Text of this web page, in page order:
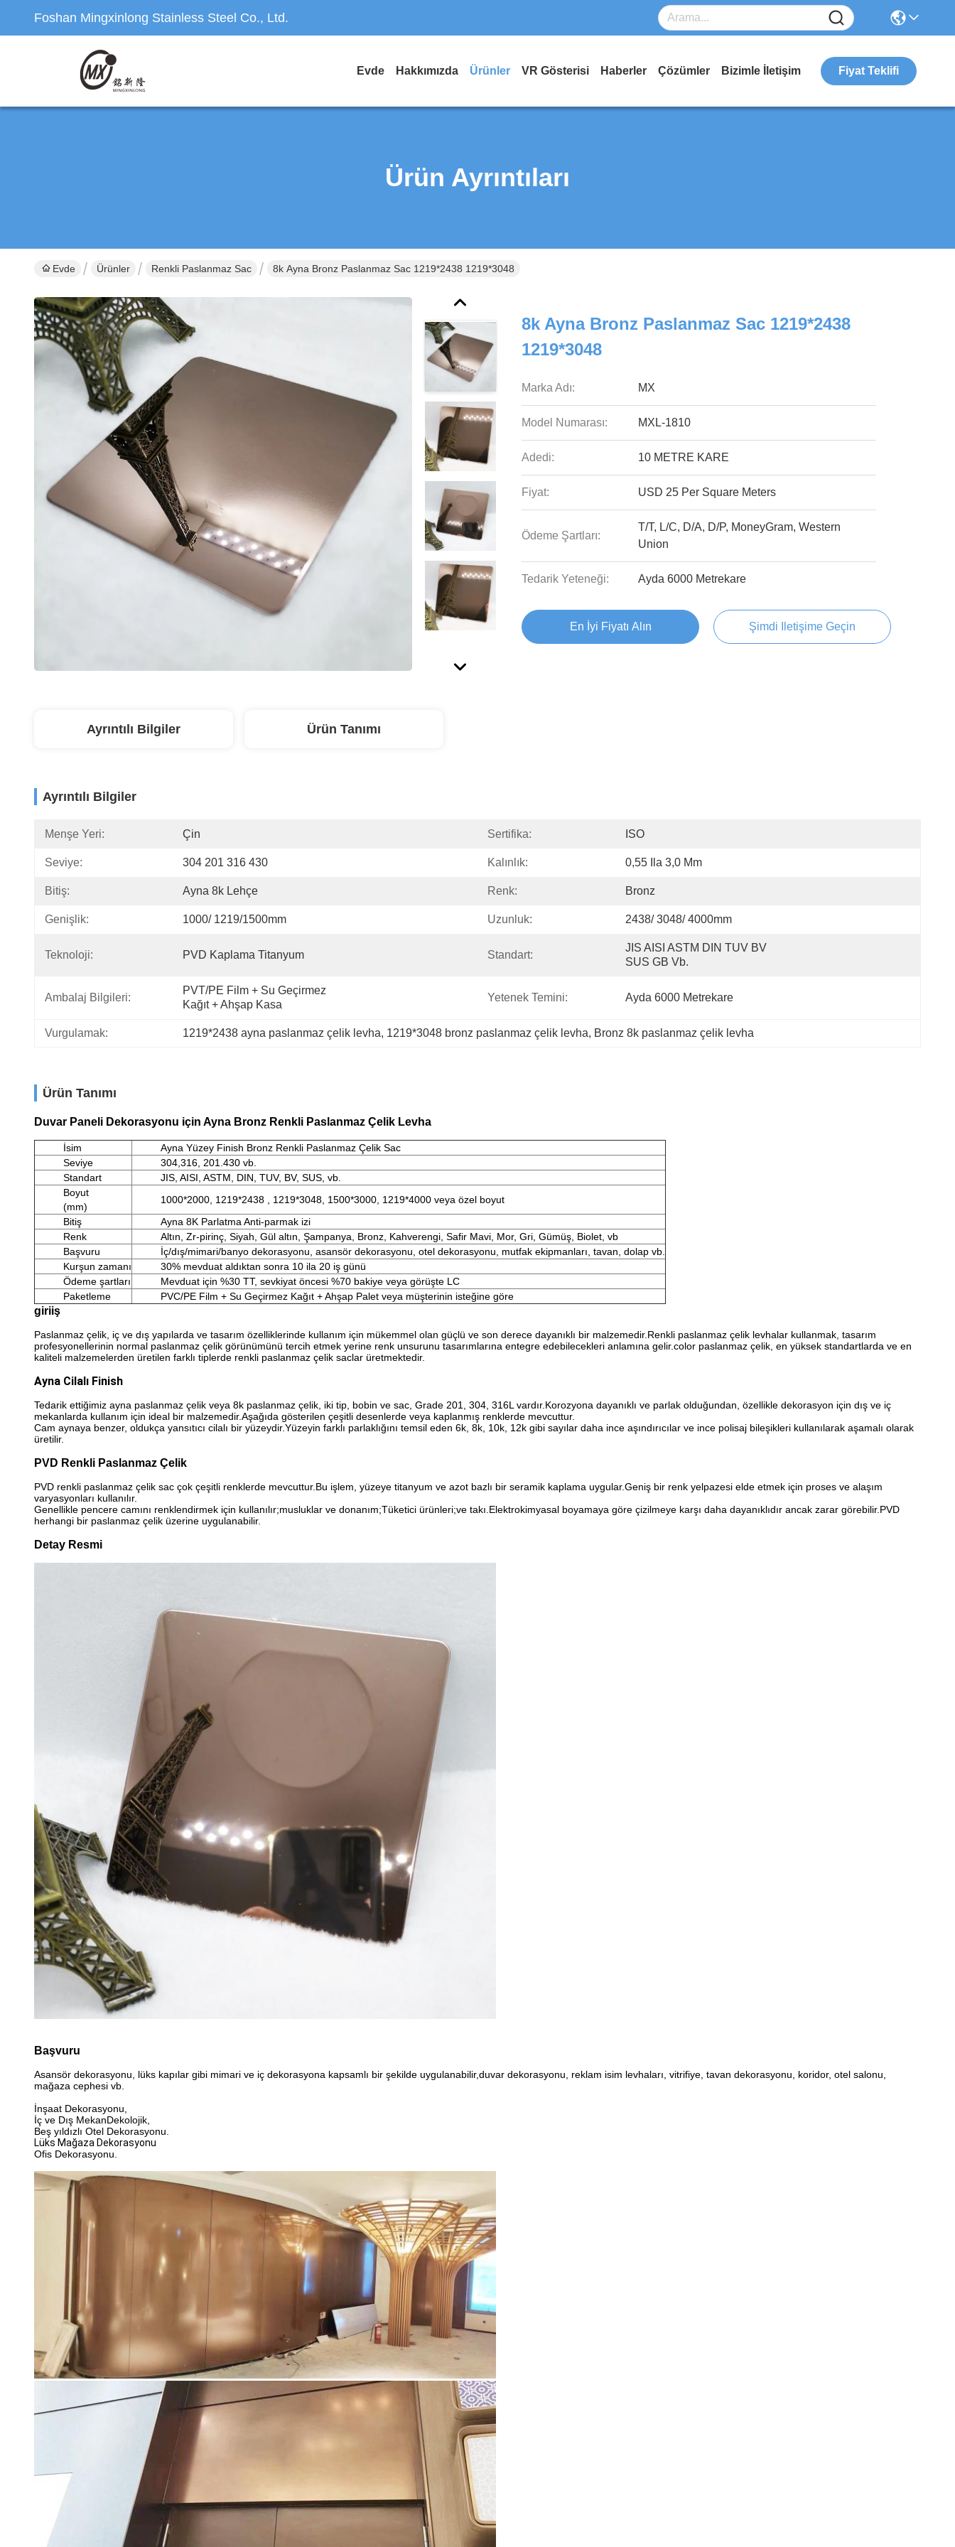
Foshan Mingxinlong Stainless Steel Co., Ltd.
Evde Hakkımızda Ürünler VR Gösterisi Haberler Çözümler Bizimle İletişim Fiyat Teklifi
Ürün Ayrıntıları
Evde Ürünler Renkli Paslanmaz Sac 8k Ayna Bronz Paslanmaz Sac 1219*2438 1219*3048
8k Ayna Bronz Paslanmaz Sac 1219*2438
1219*3048
Marka Adı: MX
Model Numarası: MXL-1810
Adedi: 10 METRE KARE
Fiyat: USD 25 Per Square Meters
Ödeme Şartları:
T/T, L/C, D/A, D/P, MoneyGram, Western
Union
Tedarik Yeteneği: Ayda 6000 Metrekare
En İyi Fiyatı Alın Şimdi Iletişime Geçin
Ayrıntılı Bilgiler Ürün Tanımı
Ayrıntılı Bilgiler
Menşe Yeri: Çin Sertifika: ISO
Seviye: 304 201 316 430 Kalınlık: 0,55 Ila 3,0 Mm
Bitiş: Ayna 8k Lehçe Renk: Bronz
Genişlik: 1000/ 1219/1500mm Uzunluk: 2438/ 3048/ 4000mm
Teknoloji: PVD Kaplama Titanyum Standart:
JIS AISI ASTM DIN TUV BV
SUS GB Vb.
Ambalaj Bilgileri:
PVT/PE Film + Su Geçirmez
Kağıt + Ahşap Kasa
Yetenek Temini: Ayda 6000 Metrekare
Vurgulamak: 1219*2438 ayna paslanmaz çelik levha, 1219*3048 bronz paslanmaz çelik levha, Bronz 8k paslanmaz çelik levha
Ürün Tanımı
Duvar Paneli Dekorasyonu için Ayna Bronz Renkli Paslanmaz Çelik Levha
İsim
Ayna Yüzey Finish Bronz Renkli Paslanmaz Çelik Sac
Seviye
304,316, 201.430 vb.
Standart
JIS, AISI, ASTM, DIN, TUV, BV, SUS, vb.
Boyut
(mm)
1000*2000, 1219*2438 , 1219*3048, 1500*3000, 1219*4000 veya özel boyut
Bitiş
Ayna 8K Parlatma Anti-parmak izi
Renk
Altın, Zr-pirinç, Siyah, Gül altın, Şampanya, Bronz, Kahverengi, Safir Mavi, Mor, Gri, Gümüş, Biolet, vb
Başvuru
İç/dış/mimari/banyo dekorasyonu, asansör dekorasyonu, otel dekorasyonu, mutfak ekipmanları, tavan, dolap vb.
Kurşun zamanı
30% mevduat aldıktan sonra 10 ila 20 iş günü
Ödeme şartları
Mevduat için %30 TT, sevkiyat öncesi %70 bakiye veya görüşte LC
Paketleme
PVC/PE Film + Su Geçirmez Kağıt + Ahşap Palet veya müşterinin isteğine göre
giriiş
Paslanmaz çelik, iç ve dış yapılarda ve tasarım özelliklerinde kullanım için mükemmel olan güçlü ve son derece dayanıklı bir malzemedir.Renkli paslanmaz çelik levhalar kullanmak, tasarım
profesyonellerinin normal paslanmaz çelik görünümünü tercih etmek yerine renk unsurunu tasarımlarına entegre edebilecekleri anlamına gelir.color paslanmaz çelik, en yüksek standartlarda ve en
kaliteli malzemelerden üretilen farklı tiplerde renkli paslanmaz çelik saclar üretmektedir.
Ayna Cilalı Finish
Tedarik ettiğimiz ayna paslanmaz çelik veya 8k paslanmaz çelik, iki tip, bobin ve sac, Grade 201, 304, 316L vardır.Korozyona dayanıklı ve parlak olduğundan, özellikle dekorasyon için dış ve iç
mekanlarda kullanım için ideal bir malzemedir.Aşağıda gösterilen çeşitli desenlerde veya kaplanmış renklerde mevcuttur.
Cam aynaya benzer, oldukça yansıtıcı cilalı bir yüzeydir.Yüzeyin farklı parlaklığını temsil eden 6k, 8k, 10k, 12k gibi sayılar daha ince aşındırıcılar ve ince polisaj bileşikleri kullanılarak aşamalı olarak
üretilir.
PVD Renkli Paslanmaz Çelik
PVD renkli paslanmaz çelik sac çok çeşitli renklerde mevcuttur.Bu işlem, yüzeye titanyum ve azot bazlı bir seramik kaplama uygular.Geniş bir renk yelpazesi elde etmek için proses ve alaşım
varyasyonları kullanılır.
Genellikle pencere camını renklendirmek için kullanılır;musluklar ve donanım;Tüketici ürünleri;ve takı.Elektrokimyasal boyamaya göre çizilmeye karşı daha dayanıklıdır ancak zarar görebilir.PVD
herhangi bir paslanmaz çelik üzerine uygulanabilir.
Detay Resmi
Başvuru
Asansör dekorasyonu, lüks kapılar gibi mimari ve iç dekorasyona kapsamlı bir şekilde uygulanabilir,duvar dekorasyonu, reklam isim levhaları, vitrifiye, tavan dekorasyonu, koridor, otel salonu,
mağaza cephesi vb.
İnşaat Dekorasyonu,
İç ve Dış MekanDekolojik,
Beş yıldızlı Otel Dekorasyonu.
Lüks Mağaza Dekorasyonu
Ofis Dekorasyonu.